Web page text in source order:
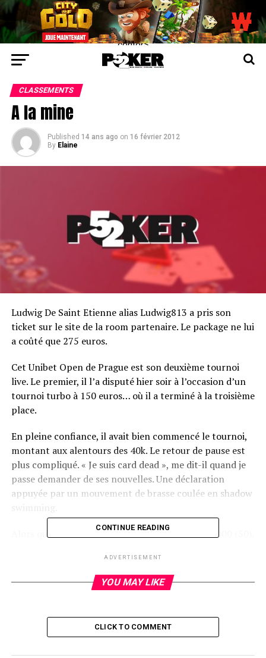
center>
CLASSEMENTS
A la mine
Published 14 ans ago on 16 février 2012
By Elaine
Ludwig De Saint Etienne alias Ludwig813 a pris son
ticket sur le site de la room partenaire. Le package ne lui
a coûté que 275 euros.
Cet Unibet Open de Prague est son deuxième tournoi
live. Le premier, il l’a disputé hier soir à l’occasion d’un
tournoi turbo à 150 euros… où il a terminé à la troisième
place.
En pleine confiance, il avait bien commencé le tournoi,
montant aux alentours des 40k. Le retour de pause est
plus compliqué. « Je suis card dead », me dit-il quand je
passe demander de ses nouvelles. Une déclaration
appuyée par un mouvement de brasse coulée en shadow
Alors qu’il reste 18 minutes dans le niveau 200-400 (50),
Il y a 92 joueurs en course sur les 117 inscrits du jour 1A.
La moyenne est à 25,4k.
CONTINUE READING
ADVERTISEMENT
YOU MAY LIKE
CLICK TO COMMENT